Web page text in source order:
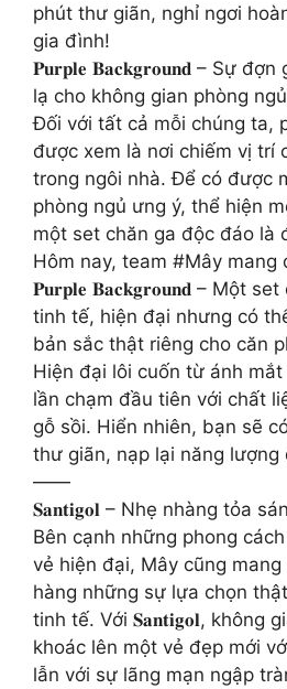
phút thư giãn, nghỉ ngơi
gia đình!
𝐏𝐮𝐫𝐩𝐥𝐞 𝐁𝐚𝐜𝐤𝐠𝐫𝐨𝐮𝐧𝐝 – Sự
lạ cho không gian phòng
Đối với tất cả mỗi chúng ta,
được xem là nơi chiếm vị trí
trong ngôi nhà. Để có được
phòng ngủ ưng ý, thể hiện
một set chăn ga độc đáo là
Hôm nay, team #Mây mang
𝐏𝐮𝐫𝐩𝐥𝐞 𝐁𝐚𝐜𝐤𝐠𝐫𝐨𝐮𝐧𝐝 – Một
tinh tế, hiện đại nhưng có
bản sắc thật riêng cho căn
Hiện đại lôi cuốn từ ánh
lần chạm đầu tiên với chất
gỗ sồi. Hiển nhiên, bạn sẽ
thư giãn, nạp lại năng lượng
——
𝐒𝐚𝐧𝐭𝐢𝐠𝐨𝐥 – Nhẹ nhàng tỏa
Bên cạnh những phong
vẻ hiện đại, Mây cũng
hàng những sự lựa chọn
tinh tế. Với 𝐒𝐚𝐧𝐭𝐢𝐠𝐨𝐥, không
khoác lên một vẻ đẹp mới
lẫn với sự lãng mạn ngập